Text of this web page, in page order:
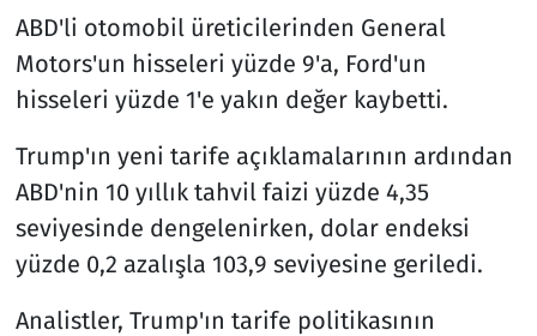
ABD'li otomobil üreticilerinden General
Motors'un hisseleri yüzde 9'a, Ford'un
hisseleri yüzde 1'e yakın değer kaybetti.
Trump'ın yeni tarife açıklamalarının ardından
ABD'nin 10 yıllık tahvil faizi yüzde 4,35
seviyesinde dengelenirken, dolar endeksi
yüzde 0,2 azalışla 103,9 seviyesine geriledi.
Analistler, Trump'ın tarife politikasının